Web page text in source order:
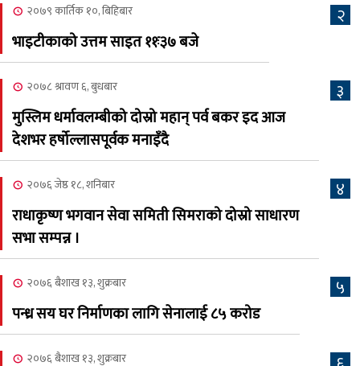
७ क्यालगरी नेपाली मेला
२०८३ श्रावण २, शनिबार
८
क्यालगरी नेपाली मेलाको
अस्मिताको बेजोड प्रस्तुती रहने
२
२०७९ कार्तिक १०, बिहिबार
भाइटीकाको उत्तम साइत ११ः३७ बजे
३
२०७८ श्रावण ६, बुधबार
मुस्लिम धर्मावलम्बीको दोस्रो महान् पर्व बकर इद आज
देशभर हर्षोल्लासपूर्वक मनाइँदै
४
२०७६ जेष्ठ १८, शनिबार
राधाकृष्ण भगवान सेवा समिती सिमराको दोस्रो साधारण
सभा सम्पन्न ।
५
२०७६ बैशाख १३, शुक्रबार
पन्ध्र सय घर निर्माणका लागि सेनालाई ८५ करोड
२०७६ बैशाख १३, शुक्रबार